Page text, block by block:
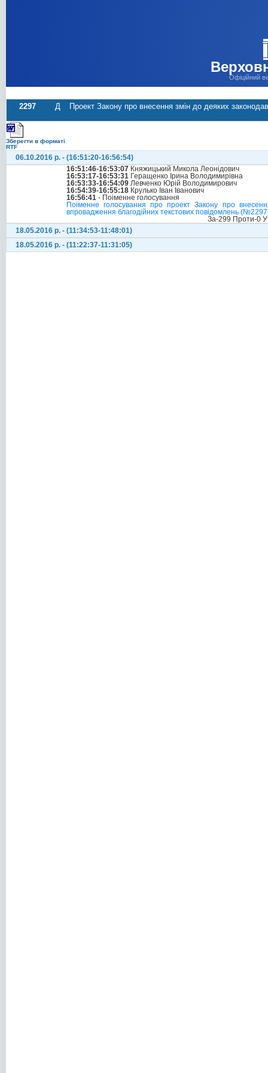
Офіційний
2297 Д Проект Закону про внесення змін до деяких
Зберегти в форматі
RTF
06.10.2016 р. - (16:51:20-16:56:54)
16:51:46-16:53:07 Княжицький Микола Леонідович
16:53:17-16:53:31 Геращенко Ірина Володимирівна
16:53:33-16:54:09 Левченко Юрій Володимирович
16:54:39-16:55:18 Крулько Іван Іванович
16:56:41 - Поіменне голосування
Поіменне голосування про проект Закону про
впровадження благодійних текстових повідомлень
За-299 Проти-0
18.05.2016 р. - (11:34:53-11:48:01)
18.05.2016 р. - (11:22:37-11:31:05)